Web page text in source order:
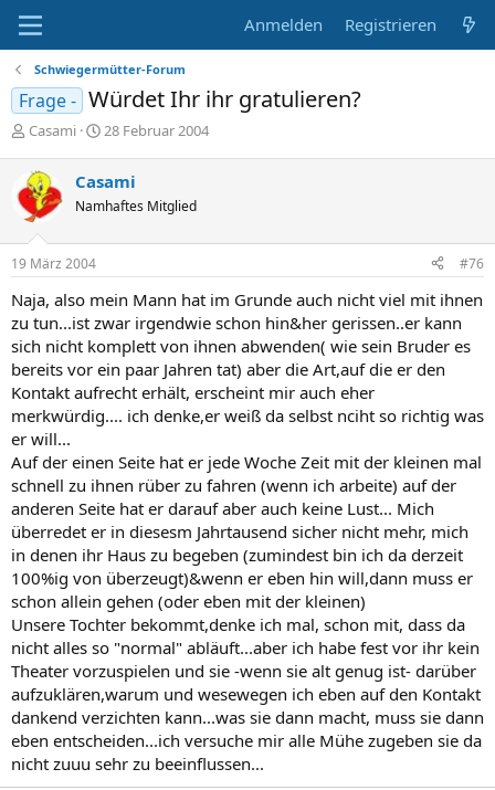
Anmelden Registrieren
Schwiegermütter-Forum
Frage - Würdet Ihr ihr gratulieren?
E
s
t
e
l
l
e
Casami
E
t
e
l
m
28 Februar 2004
Casami
Namhaftes Mitglied
19 März 2004 #76
Naja, also mein Mann hat im Grunde auch nicht viel mit ihnen
zu tun...ist zwar irgendwie schon hin&her gerissen..er kann
sich nicht komplett von ihnen abwenden( wie sein Bruder es
bereits vor ein paar Jahren tat) aber die Art,auf die er den
Kontakt aufrecht erhält, erscheint mir auch eher
merkwürdig.... ich denke,er weiß da selbst nciht so richtig was
er will...
Auf der einen Seite hat er jede Woche Zeit mit der kleinen mal
schnell zu ihnen rüber zu fahren (wenn ich arbeite) auf der
anderen Seite hat er darauf aber auch keine Lust... Mich
überredet er in diesesm Jahrtausend sicher nicht mehr, mich
in denen ihr Haus zu begeben (zumindest bin ich da derzeit
100%ig von überzeugt)&wenn er eben hin will,dann muss er
schon allein gehen (oder eben mit der kleinen)
Unsere Tochter bekommt,denke ich mal, schon mit, dass da
nicht alles so "normal" abläuft...aber ich habe fest vor ihr kein
Theater vorzuspielen und sie -wenn sie alt genug ist- darüber
aufzuklären,warum und wesewegen ich eben auf den Kontakt
dankend verzichten kann...was sie dann macht, muss sie dann
eben entscheiden...ich versuche mir alle Mühe zugeben sie da
nicht zuuu sehr zu beeinflussen...